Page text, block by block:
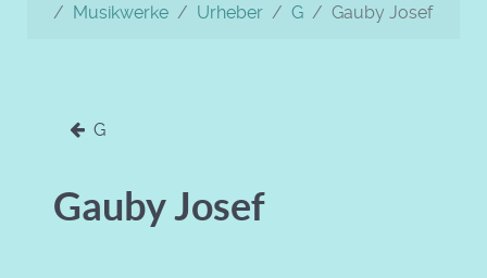
Musikwerke
Urheber G Gauby Josef
G
Gauby Josef